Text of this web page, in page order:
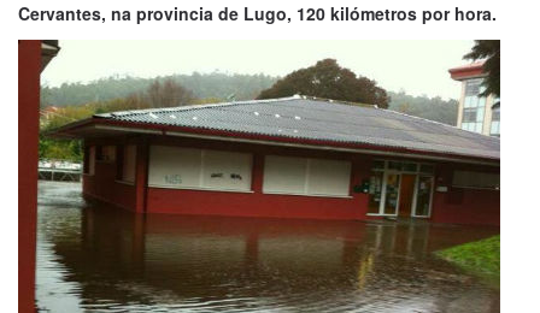
Cervantes, na provincia de Lugo, 120 kilómetros por hora.